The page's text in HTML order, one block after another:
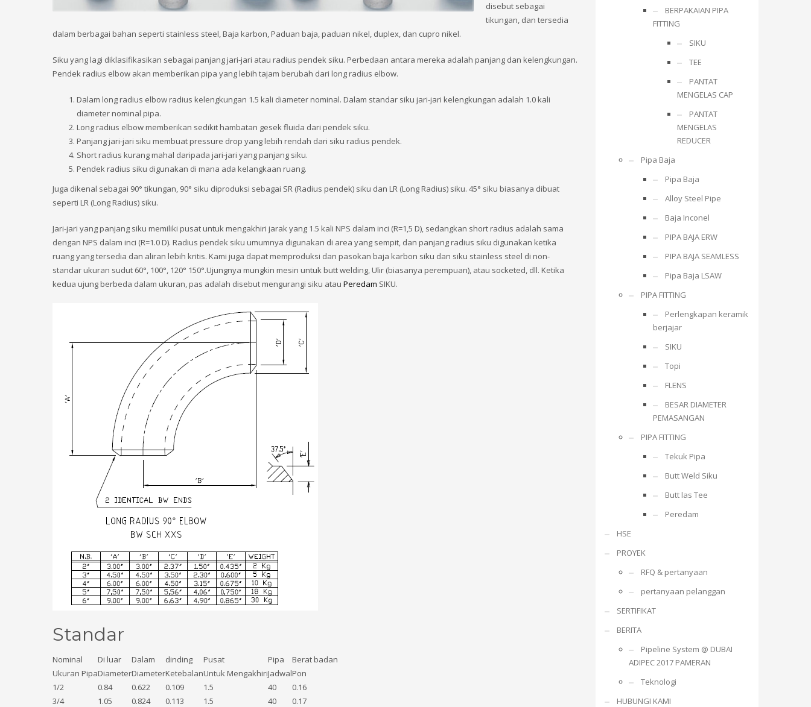
disebut sebagai
tikungan, dan tersedia
dalam berbagai bahan seperti stainless steel, Baja karbon, Paduan baja, paduan nikel, duplex, dan cupro nikel.
Siku yang lagi diklasifikasikan sebagai panjang jari-jari atau radius pendek siku. Perbedaan antara mereka adalah panjang dan kelengkungan.
Pendek radius elbow akan memberikan pipa yang lebih tajam berubah dari long radius elbow.
Dalam long radius elbow radius kelengkungan 1.5 kali diameter nominal. Dalam standar siku jari-jari kelengkungan adalah 1.0 kali
diameter nominal pipa.
Long radius elbow memberikan sedikit hambatan gesek fluida dari pendek siku.
Panjang jari-jari siku membuat pressure drop yang lebih rendah dari siku radius pendek.
Short radius kurang mahal daripada jari-jari yang panjang siku.
Pendek radius siku digunakan di mana ada kelangkaan ruang.
Juga dikenal sebagai 90° tikungan, 90° siku diproduksi sebagai SR (Radius pendek) siku dan LR (Long Radius) siku. 45° siku biasanya dibuat
seperti LR (Long Radius) siku.
Jari-jari yang panjang siku memiliki pusat untuk mengakhiri jarak yang 1.5 kali NPS dalam inci (R=1,5 D), sedangkan short radius adalah sama
dengan NPS dalam inci (R=1.0 D). Radius pendek siku umumnya digunakan di area yang sempit, dan panjang radius siku digunakan ketika
ruang yang tersedia dan aliran lebih kritis. Kami juga dapat memproduksi dan pasokan baja karbon siku dan siku stainless steel di non-
standar ukuran sudut 60°, 100°, 120° 150°.Ujungnya mungkin mesin untuk butt welding, Ulir (biasanya perempuan), atau socketed, dll. Ketika
kedua ujung berbeda dalam ukuran, pas adalah disebut mengurangi siku atau Peredam SIKU.
Standar
Nominal
Ukuran Pipa
Di luar
Diameter
Dalam
Diameter
dinding
Ketebalan
Pusat
Untuk Mengakhiri
Pipa
Jadwal
Berat badan
Pon
1/2
0.84 0.622 0.109 1.5 40
0.16
3/4
1.05 0.824 0.113 1.5 40
0.17
BERPAKAIAN PIPA
FITTING
SIKU
TEE
PANTAT
MENGELAS CAP
PANTAT
MENGELAS
REDUCER
Pipa Baja
Pipa Baja
Alloy Steel Pipe
Baja Inconel
PIPA BAJA ERW
PIPA BAJA SEAMLESS
Pipa Baja LSAW
PIPA FITTING
Perlengkapan keramik
berjajar
SIKU
Topi
FLENS
BESAR DIAMETER
PEMASANGAN
PIPA FITTING
Tekuk Pipa
Butt Weld Siku
Butt las Tee
Peredam
HSE
PROYEK
RFQ & pertanyaan
pertanyaan pelanggan
SERTIFIKAT
BERITA
Pipeline System @ DUBAI
ADIPEC 2017 PAMERAN
Teknologi
HUBUNGI KAMI